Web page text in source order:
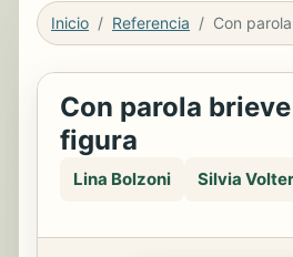
Inicio Referencia Con
Con parola
figura
Lina Bolzoni Silvia